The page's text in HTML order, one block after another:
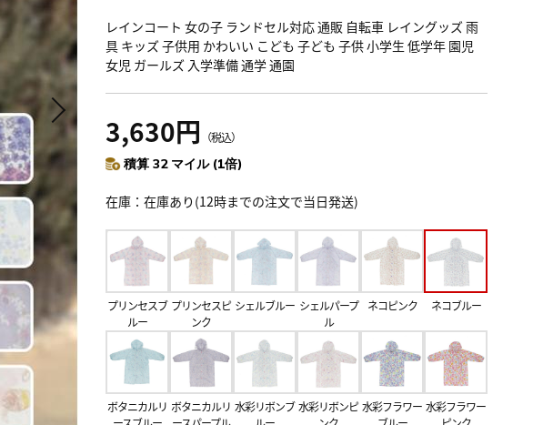
レインコート 女の子 ランドセル対応 通販 自転車 レイングッズ 雨
具 キッズ 子供用 かわいい こども 子ども 子供 小学生 低学年 園児
女児 ガールズ 入学準備 通学 通園
3,630円 （税込）
積算 32 マイル (1倍)
在庫 在庫あり(12時までの注文で当日発送)
プリンセスブ
ルー
プリンセスピ
ンク
シェルブルー シェルパープ
ル
ネコピンク ネコブルー
ボタニカルリ ボタニカルリ 水彩リボンブ 水彩リボンピ 水彩フラワー 水彩フラワー